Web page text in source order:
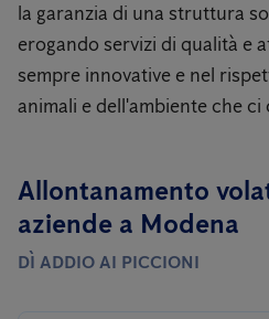
la garanzia di una struttura
erogando servizi di qualità e
sempre innovative e nel
animali e dell'ambiente che ci
Allontanamento
aziende a Modena
DÌ ADDIO AI PICCIONI